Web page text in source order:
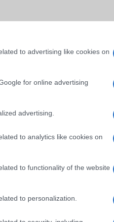
to advertising like cookies on
for online advertising
advertising.
to analytics like cookies on
to functionality of the website
to personalization.
Nincs
Nincs
aGPS (USA), Glonass (Orosz)